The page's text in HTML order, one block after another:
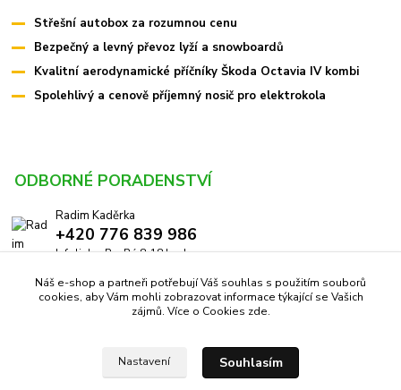
Střešní autobox za rozumnou cenu
Bezpečný a levný převoz lyží a snowboardů
Kvalitní aerodynamické příčníky Škoda Octavia IV kombi
Spolehlivý a cenově příjemný nosič pro elektrokola
ODBORNÉ PORADENSTVÍ
Radim Kaděrka
+420 776 839 986
Infolinka: Po-Pá 8-18 hod.
info@pricniky.cz
Náš e-shop a partneři potřebují Váš souhlas s použitím souborů
cookies, aby Vám mohli zobrazovat informace týkající se Vašich
zájmů. Více o Cookies zde.
Nastavení Souhlasím